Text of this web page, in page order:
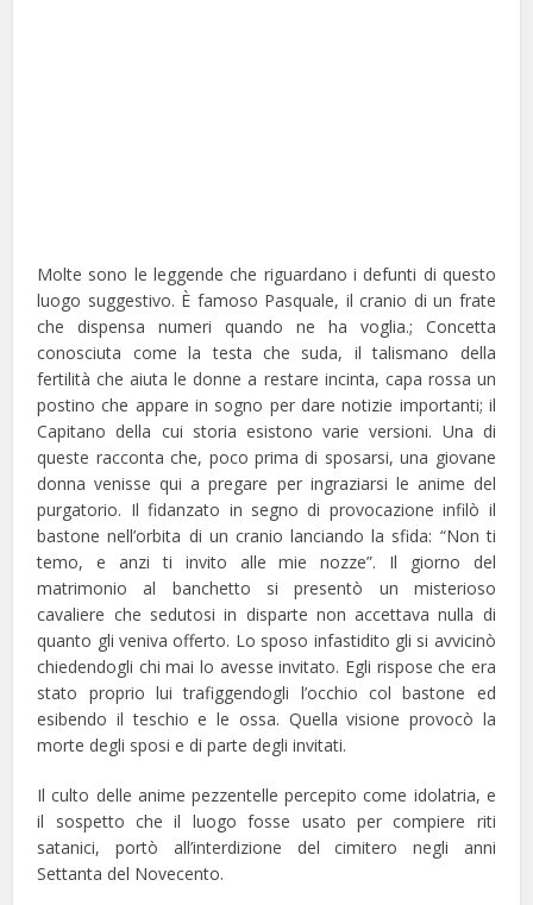
Molte sono le leggende che riguardano i defunti di questo
luogo suggestivo. È famoso Pasquale, il cranio di un frate
che dispensa numeri quando ne ha voglia.; Concetta
conosciuta come la testa che suda, il talismano della
fertilità che aiuta le donne a restare incinta, capa rossa un
postino che appare in sogno per dare notizie importanti; il
Capitano della cui storia esistono varie versioni. Una di
queste racconta che, poco prima di sposarsi, una giovane
donna venisse qui a pregare per ingraziarsi le anime del
purgatorio. Il fidanzato in segno di provocazione infilò il
bastone nell’orbita di un cranio lanciando la sfida: “Non ti
temo, e anzi ti invito alle mie nozze”. Il giorno del
matrimonio al banchetto si presentò un misterioso
cavaliere che sedutosi in disparte non accettava nulla di
quanto gli veniva offerto. Lo sposo infastidito gli si avvicinò
chiedendogli chi mai lo avesse invitato. Egli rispose che era
stato proprio lui trafiggendogli l’occhio col bastone ed
esibendo il teschio e le ossa. Quella visione provocò la
morte degli sposi e di parte degli invitati.
Il culto delle anime pezzentelle percepito come idolatria, e
il sospetto che il luogo fosse usato per compiere riti
satanici, portò all’interdizione del cimitero negli anni
Settanta del Novecento.